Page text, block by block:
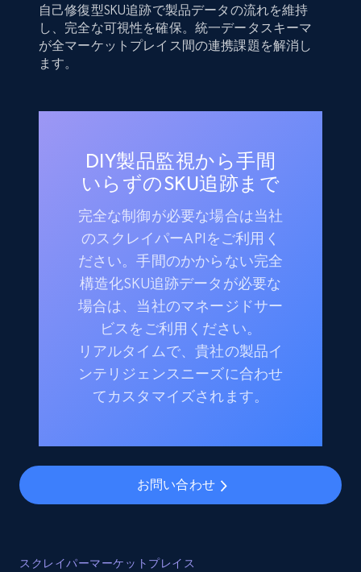
自己修復型SKU追跡で製品データの流れを維持
し、完全な可視性を確保。統一データスキーマ
が全マーケットプレイス間の連携課題を解消し
ます。
DIY製品監視から手間
いらずのSKU追跡まで
完全な制御が必要な場合は当社
のスクレイパーAPIをご利用く
ださい。手間のかからない完全
構造化SKU追跡データが必要な
場合は、当社のマネージドサー
ビスをご利用ください。
リアルタイムで、貴社の製品イ
ンテリジェンスニーズに合わせ
てカスタマイズされます。
お問い合わせ
スクレイパーマーケットプレイス